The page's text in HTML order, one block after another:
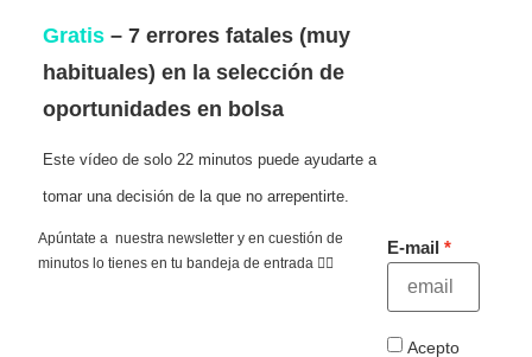
Gratis – 7 errores fatales (muy
habituales) en la selección de
oportunidades en bolsa
Este vídeo de solo 22 minutos puede ayudarte a
tomar una decisión de la que no arrepentirte.
Apúntate a nuestra newsletter y en cuestión de
minutos lo tienes en tu bandeja de entrada 👇🏻
E-mail
Acepto